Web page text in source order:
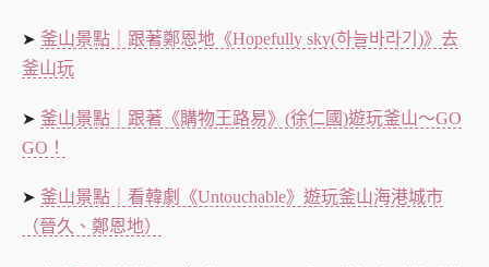
➤ 釜山景點｜跟著鄭恩地《Hopefully sky(하늘바라기)》去
釜山玩
➤ 釜山景點｜跟著《購物王路易》(徐仁國)遊玩釜山～GO
GO！
➤ 釜山景點｜看韓劇《Untouchable》遊玩釜山海港城市
（晉久、鄭恩地）